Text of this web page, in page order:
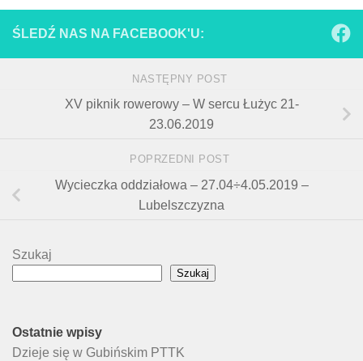
ŚLEDŹ NAS NA FACEBOOK'U:
NASTĘPNY POST
XV piknik rowerowy – W sercu Łużyc 21-
23.06.2019
POPRZEDNI POST
Wycieczka oddziałowa – 27.04÷4.05.2019 –
Lubelszczyzna
Szukaj
Szukaj
Ostatnie wpisy
Dzieje się w Gubińskim PTTK